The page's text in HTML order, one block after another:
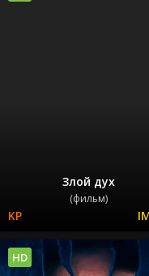
Злой дух
(фильм)
HD